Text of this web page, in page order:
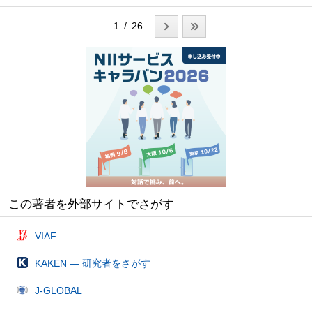
1 / 26
この著者を外部サイトでさがす
VIAF
KAKEN — 研究者をさがす
J-GLOBAL